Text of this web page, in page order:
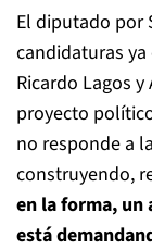
El diputado por
candidaturas
Ricardo Lagos
proyecto
no responde a
construyendo,
en la forma, un
está